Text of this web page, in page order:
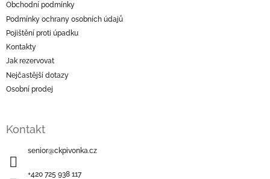
Obchodní podmínky
Podmínky ochrany osobních údajů
Pojištění proti úpadku
Kontakty
Jak rezervovat
Nejčastější dotazy
Osobní prodej
Kontakt
senior@ckpivonka.cz
+420 725 938 117